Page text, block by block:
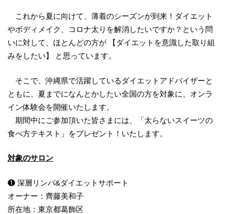
これから夏に向けて、薄着のシーズンが到来！ダイエット
やボディメイク、コロナ太りを解消したいですか？という問
いに対して、ほとんどの方が 【ダイエットを意識した取り組
みをしたい】 と思っています。
そこで、沖縄県で活躍しているダイエットアドバイザーと
ともに、夏までになんとかしたい全国の方を対象に、オンラ
イン体験会を開催いたします。
期間中にご参加頂いた皆さまには、「太らないスイーツの
食べ方テキスト」をプレゼント！いたします。
対象のサロン
❶ 深層リンパ&ダイエットサポート
オーナー：齊藤美和子
所在地：東京都葛飾区